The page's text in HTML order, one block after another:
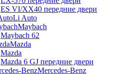
ES VI/XX40 передние двери
Li Auto
Maybach
Maybach 62
Mazda
Mazda
Mazda 6 GJ передние двери
Mercedes-Benz